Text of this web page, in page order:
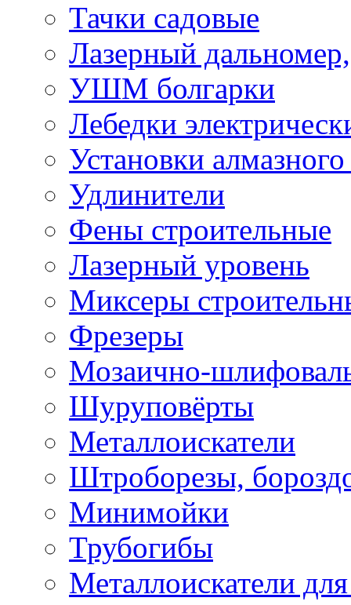
Тачки садовые
Лазерный дальномер,
УШМ болгарки
Лебедки
Установки
Удлинители
Фены строительные
Лазерный уровень
Миксеры
Фрезеры
Мозаично-
Шуруповёрты
Металлоискатели
Штроборезы,
Минимойки
Трубогибы
Металлоискатели